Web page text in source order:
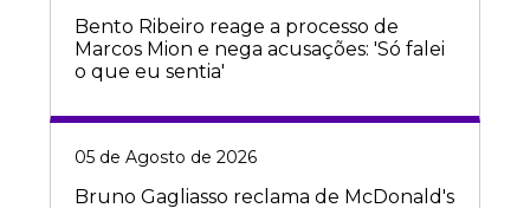
Bento Ribeiro reage a processo de
Marcos Mion e nega acusações: 'Só falei
o que eu sentia'
05 de Agosto de 2026
Bruno Gagliasso reclama de McDonald's